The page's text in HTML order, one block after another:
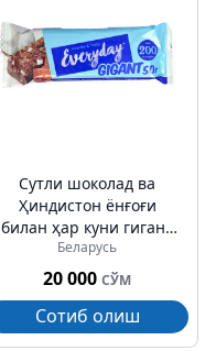
Сутли шоколад ва
Ҳиндистон ёнғоғи
билан ҳар куни гигант
гранола бар 50г
Беларусь
20 000 СЎМ
Сотиб олиш